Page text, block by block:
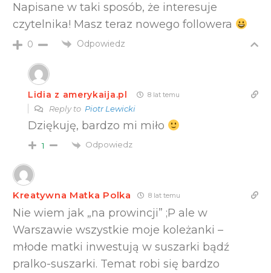
Napisane w taki sposób, że interesuje
czytelnika! Masz teraz nowego followera
0 Odpowiedz
Lidia z amerykaija.pl 8 lat temu
Reply to Piotr Lewicki
Dziękuję, bardzo mi miło
1 Odpowiedz
Kreatywna Matka Polka 8 lat temu
Nie wiem jak „na prowincji” ;P ale w
Warszawie wszystkie moje koleżanki –
młode matki inwestują w suszarki bądź
pralko-suszarki. Temat robi się bardzo